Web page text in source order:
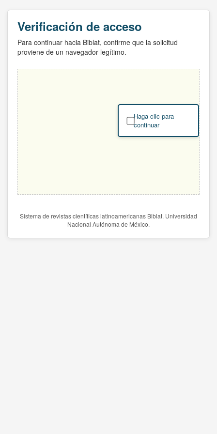
Verificación de acceso
Para continuar hacia Biblat, confirme que la solicitud
proviene de un navegador legítimo.
Haga clic para
continuar
Sistema de revistas científicas latinoamericanas Biblat. Universidad
Nacional Autónoma de México.